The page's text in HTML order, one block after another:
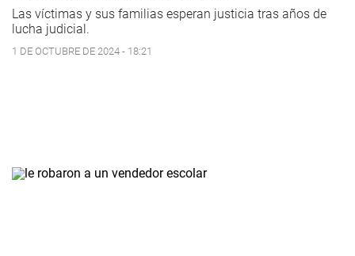
Las víctimas y sus familias esperan justicia tras años de
lucha judicial.
1 DE OCTUBRE DE 2024 - 18:21